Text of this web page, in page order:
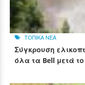
ΤΟΠΙΚΑ ΝΕΑ
Σύγκρουση
όλα τα Bell μετά